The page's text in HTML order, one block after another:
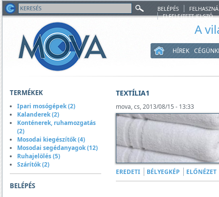
BELÉPÉS
ELFELEJTETT JELSZÓ
A
HÍREK
TERMÉKEK
Ipari mosógépek (2)
Kalanderek (2)
Konténerek, ruhamozgatás
(2)
Mosodai kiegészítők (4)
Mosodai segédanyagok (12)
Ruhajelölés (5)
Szárítók (2)
BELÉPÉS
TEXTÍLIA1
mova, cs, 2013/08/15 - 13:33
EREDETI BÉLYEGKÉP ELŐNÉZET